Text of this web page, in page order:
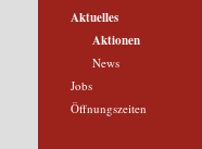
Aktuelles
Aktionen
News
Jobs
Öffnungszeiten